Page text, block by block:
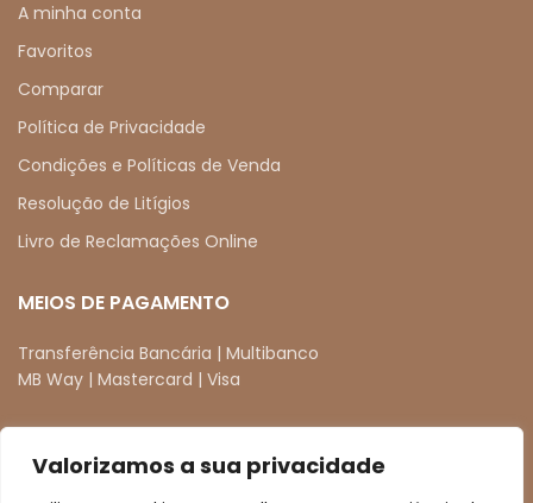
Valorizamos a sua privacidade
A minha conta
Favoritos
Comparar
Política de Privacidade
Condições e Políticas de Venda
Resolução de Litígios
Livro de Reclamações Online
MEIOS DE PAGAMENTO
Transferência Bancária | Multibanco
MB Way | Mastercard | Visa
REDES SOCIAIS